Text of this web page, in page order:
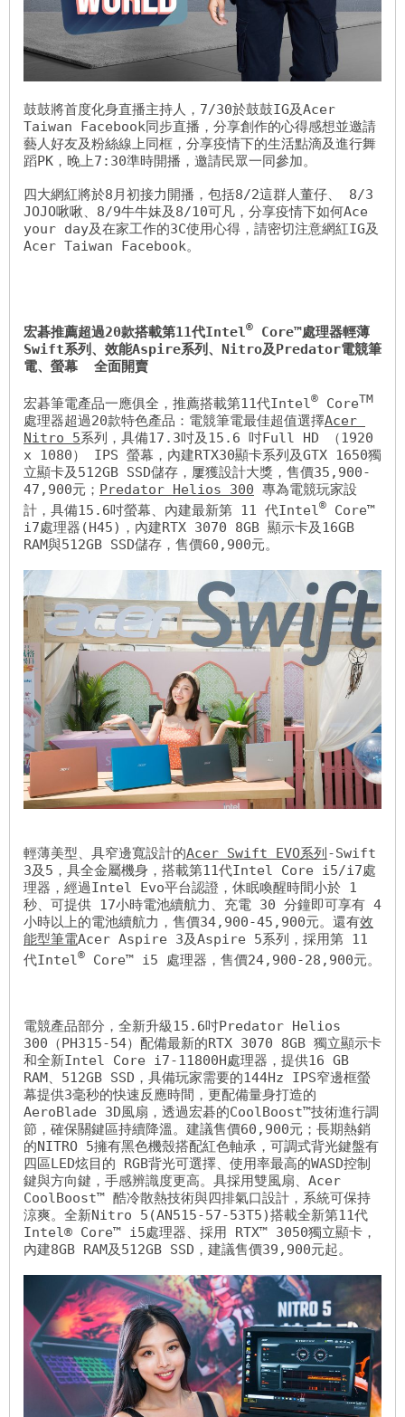
鼓鼓將首度化身直播主持人，7/30於鼓鼓IG及Acer
Taiwan Facebook同步直播，分享創作的心得感想並邀請
藝人好友及粉絲線上同框，分享疫情下的生活點滴及進行舞
蹈PK，晚上7:30準時開播，邀請民眾一同參加。
四大網紅將於8月初接力開播，包括8/2這群人董仔、 8/3
JOJO啾啾、8/9牛牛妹及8/10可凡，分享疫情下如何Ace
your day及在家工作的3C使用心得，請密切注意網紅IG及
Acer Taiwan Facebook。
宏碁推薦超過20款搭載第11代Intel® Core™處理器輕薄
Swift系列、效能Aspire系列、Nitro及Predator電競筆
電、螢幕  全面開賣
宏碁筆電產品一應俱全，推薦搭載第11代Intel® CoreTM
處理器超過20款特色產品：電競筆電最佳超值選擇Acer
Nitro 5系列，具備17.3吋及15.6 吋Full HD （1920
x 1080） IPS 螢幕，內建RTX30顯卡系列及GTX 1650獨
立顯卡及512GB SSD儲存，屢獲設計大獎，售價35,900-
47,900元； Predator Helios 300 專為電競玩家設
計，具備15.6吋螢幕、內建最新第 11 代Intel® Core™
i7處理器(H45)，內建RTX 3070 8GB 顯示卡及16GB
RAM與512GB SSD儲存，售價60,900元。
輕薄美型、具窄邊寬設計的Acer Swift EVO系列 -Swift
3及5，具全金屬機身，搭載第11代Intel Core i5/i7處
理器，經過Intel Evo平台認證，休眠喚醒時間小於 1
秒、可提供 17小時電池續航力、充電 30 分鐘即可享有 4
小時以上的電池續航力，售價34,900-45,900元。還有效
能型筆電Acer Aspire 3及Aspire 5系列，採用第 11
代Intel® Core™ i5 處理器，售價24,900-28,900元。
電競產品部分，全新升級15.6吋Predator Helios
300（PH315-54）配備最新的RTX 3070 8GB 獨立顯示卡
和全新Intel Core i7-11800H處理器，提供16 GB
RAM、512GB SSD，具備玩家需要的144Hz IPS窄邊框螢
幕提供3毫秒的快速反應時間，更配備量身打造的
AeroBlade 3D風扇，透過宏碁的CoolBoost™技術進行調
節，確保關鍵區持續降溫。建議售價60,900元；長期熱銷
的NITRO 5擁有黑色機殼搭配紅色軸承，可調式背光鍵盤有
四區LED炫目的 RGB背光可選擇、使用率最高的WASD控制
鍵與方向鍵，手感辨識度更高。具採用雙風扇、Acer
CoolBoost™ 酷冷散熱技術與四排氣口設計，系統可保持
涼爽。全新Nitro 5(AN515-57-53T5)搭載全新第11代
Intel® Core™ i5處理器、採用 RTX™ 3050獨立顯卡，
內建8GB RAM及512GB SSD，建議售價39,900元起。